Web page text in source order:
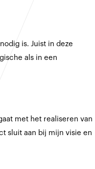
is. Juist in deze
als in een
met het realiseren van
sluit aan bij mijn visie en